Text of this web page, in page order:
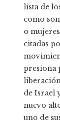
lista de
como
o
citadas
presiona
de Israel
nuevo
uno de